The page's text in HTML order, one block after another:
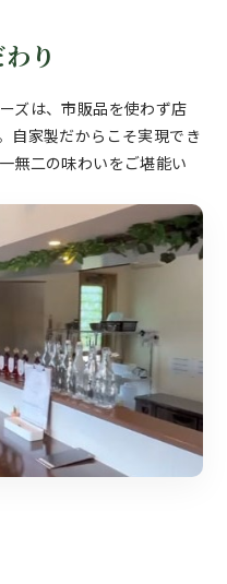
り
ズは、市販品を使わず店
自家製だからこそ実現でき
無二の味わいをご堪能い